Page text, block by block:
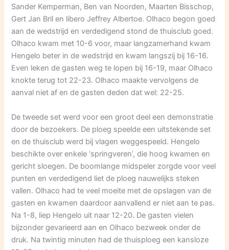
Sander Kemperman, Ben van Noorden, Maarten Bisschop,
Gert Jan Bril en libero Jeffrey Albertoe. Olhaco begon goed
aan de wedstrijd en verdedigend stond de thuisclub goed.
Olhaco kwam met 10-6 voor, maar langzamerhand kwam
Hengelo beter in de wedstrijd en kwam langszij bij 16-16.
Even leken de gasten weg te lopen bij 16-19, maar Olhaco
knokte terug tot 22-23. Olhaco maakte vervolgens de
aanval niet af en de gasten deden dat wel: 22-25.
De tweede set werd voor een groot deel een demonstratie
door de bezoekers. De ploeg speelde een uitstekende set
en de thuisclub werd bij vlagen weggespeeld. Hengelo
beschikte over enkele ‘springveren’, die hoog kwamen en
gericht sloegen. De boomlange midspeler zorgde voor veel
punten en verdedigend liet de ploeg nauwelijks steken
vallen. Olhaco had te veel moeite met de opslagen van de
gasten en kwamen daardoor aanvallend er niet aan te pas.
Na 1-8, liep Hengelo uit naar 12-20. De gasten vielen
bijzonder gevarieerd aan en Olhaco bezweek onder de
druk. Na twintig minuten had de thuisploeg een kansloze